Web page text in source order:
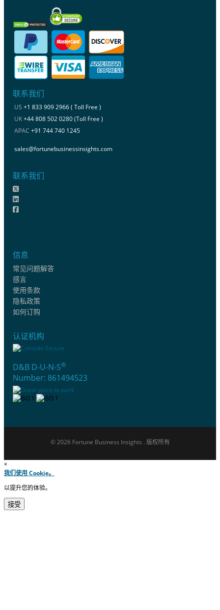
联系我们
US +1 833 909 2966 ( Toll Free )
UK+44 808 502 0280 (Toll Free )
APAC +91 744 740 1245
sales@fortunebusinessinsights.com
联系我们
信息
常见问题解答
感言
使用条款
隐私政策
如何订购
认证机构
D&B D-U-N-S®
Number: 861494523
© 2026 Fortune Business Insights . 版权所有
×
我们使用 Cookie。
以提升您的体验。
接受